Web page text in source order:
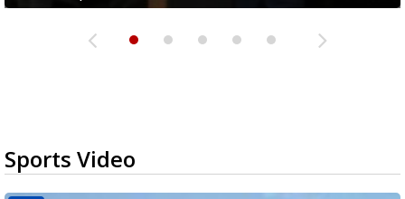
Sports Video